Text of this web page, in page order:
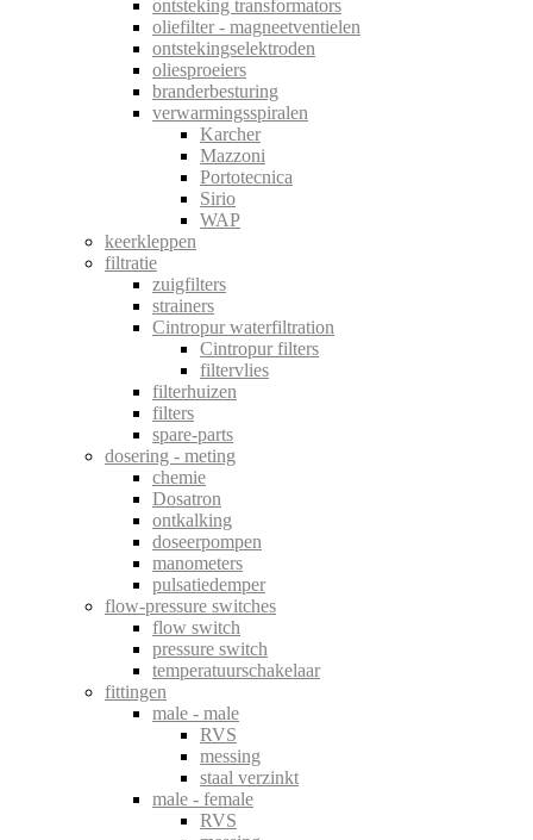
ontsteking transformators
oliefilter - magneetventielen
ontstekingselektroden
oliesproeiers
branderbesturing
verwarmingsspiralen
Karcher
Mazzoni
Portotecnica
Sirio
WAP
keerkleppen
filtratie
zuigfilters
strainers
Cintropur waterfiltration
Cintropur filters
filtervlies
filterhuizen
filters
spare-parts
dosering - meting
chemie
Dosatron
ontkalking
doseerpompen
manometers
pulsatiedemper
flow-pressure switches
flow switch
pressure switch
temperatuurschakelaar
fittingen
male - male
RVS
messing
staal verzinkt
male - female
RVS